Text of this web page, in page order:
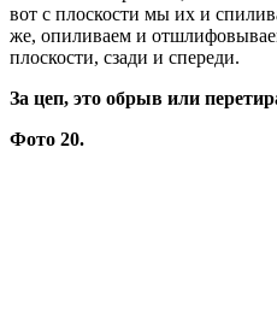
вот с плоскости мы их и
же, опиливаем и
плоскости, сзади и спереди.
За цеп, это обрыв или
Фото 20.